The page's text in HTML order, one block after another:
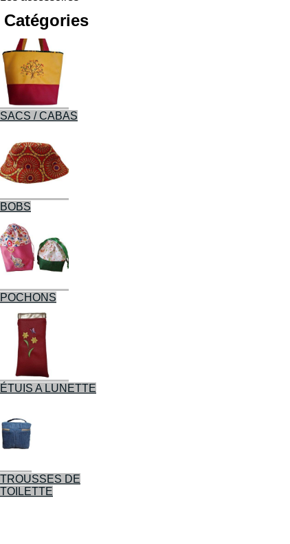
Catégories
SACS / CABAS
BOBS
POCHONS
ÉTUIS A LUNETTE
TROUSSES DE
TOILETTE